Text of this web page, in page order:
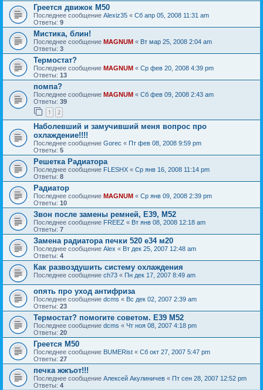
Греется движок М50
Последнее сообщение Alexiz35 « Сб апр 05, 2008 11:31 am
Ответы: 9
Мистика, блин!
Последнее сообщение MAGNUM « Вт мар 25, 2008 2:04 am
Ответы: 3
Термостат?
Последнее сообщение MAGNUM « Ср фев 20, 2008 4:39 pm
Ответы: 13
помпа?
Последнее сообщение MAGNUM « Сб фев 09, 2008 2:43 am
Ответы: 39
1 2
Наболевший и замучивший меня вопрос про
охлаждение!!!!
Последнее сообщение Gorec « Пт фев 08, 2008 9:59 pm
Ответы: 5
Решетка Радиатора
Последнее сообщение FLESHX « Ср янв 16, 2008 11:14 pm
Ответы: 8
Радиатор
Последнее сообщение MAGNUM « Ср янв 09, 2008 2:39 pm
Ответы: 10
Звон после замены ремней, Е39, М52
Последнее сообщение FREEZ « Вт янв 08, 2008 12:18 am
Ответы: 7
Замена радиатора печки 520 е34 м20
Последнее сообщение Alex « Вт дек 25, 2007 12:48 am
Ответы: 4
Как развоздушить систему охлаждения
Последнее сообщение ch73 « Пн дек 17, 2007 8:49 am
опять про уход антифриза
Последнее сообщение dcms « Вс дек 02, 2007 2:39 am
Ответы: 23
Термостат? помогите советом. Е39 М52
Последнее сообщение dcms « Чт ноя 08, 2007 4:18 pm
Ответы: 20
Греется М50
Последнее сообщение BUMERist « Сб окт 27, 2007 5:47 pm
Ответы: 27
печка жжъот!!!
Последнее сообщение Алексей Акулиничев « Пт сен 28, 2007 12:52 pm
Ответы: 4